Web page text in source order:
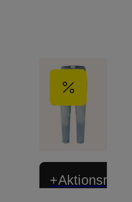
+Aktionsrabatt